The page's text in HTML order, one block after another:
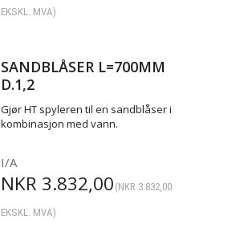
EKSKL. MVA)
SANDBLÅSER L=700MM
D.1,2
Gjør HT spyleren til en sandblåser i
kombinasjon med vann.
I/A
NKR 3.832,00 (NKR 3.832,00
EKSKL. MVA)